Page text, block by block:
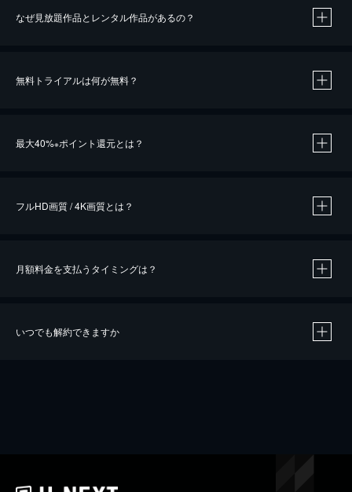
なぜ見放題作品とレンタル作品があるの？
無料トライアルは何が無料？
最大40%※ポイント還元とは？
※40％ポイント還元の対象は、クレジットカード決済による作品の購入 / レンタルです。
iOSアプリのUコイン決済による作品の購入 / レンタルは、20％のポイント還元です。
フルHD画質 / 4K画質とは？
月額料金を支払うタイミングは？
いつでも解約できますか